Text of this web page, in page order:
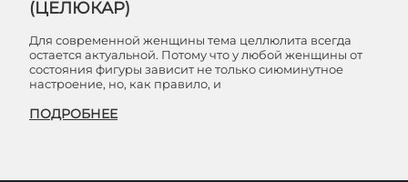
(ЦЕЛЮКАР)
Для современной женщины тема целлюлита всегда
остается актуальной. Потому что у любой женщины от
состояния фигуры зависит не только сиюминутное
настроение, но, как правило, и
ПОДРОБНЕЕ